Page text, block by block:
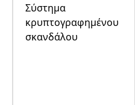
Σύστημα
κρυπτογραφημένου
σκανδάλου